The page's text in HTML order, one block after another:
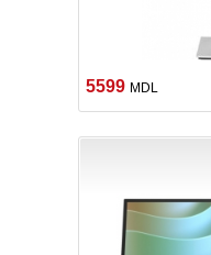
5599 MDL